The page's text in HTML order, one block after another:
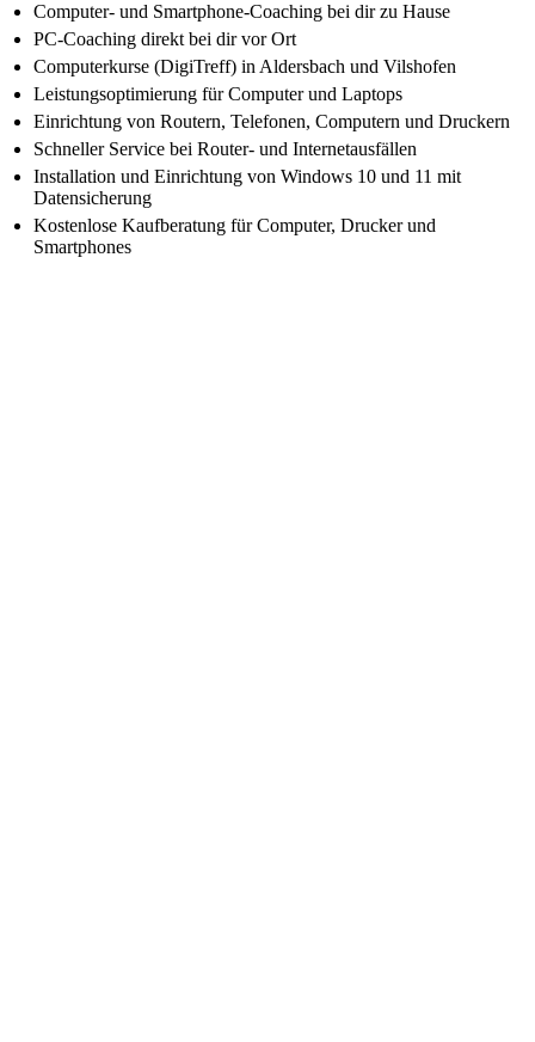
Computer- und Smartphone-Coaching bei dir zu Hause
PC-Coaching direkt bei dir vor Ort
Computerkurse (DigiTreff) in Aldersbach und Vilshofen
Leistungsoptimierung für Computer und Laptops
Einrichtung von Routern, Telefonen, Computern und Druckern
Schneller Service bei Router- und Internetausfällen
Installation und Einrichtung von Windows 10 und 11 mit
Datensicherung
Kostenlose Kaufberatung für Computer, Drucker und
Smartphones